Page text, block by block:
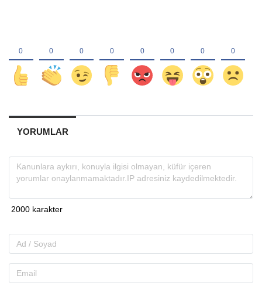
YORUMLAR